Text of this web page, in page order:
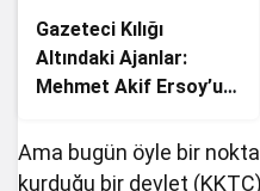
Gazeteci Kılığı
Altındaki Ajanlar:
Mehmet Akif Ersoy’un
Ama bugün öyle bir
kurduğu bir devlet